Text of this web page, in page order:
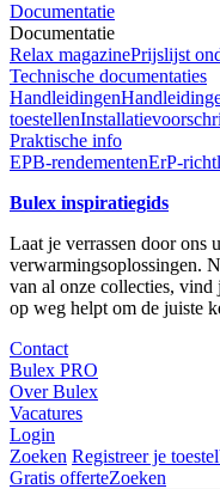
Documentatie
Documentatie
Relax magazinePrijslijst
Technische documentaties
Handleidingen
toestellen
Praktische info
EPB-rendementenErP-
Bulex inspiratiegids
Laat je verrassen door ons
verwarmingsoplossingen.
van al onze collecties,
op weg helpt om de juiste
Contact
Bulex PRO
Over Bulex
Vacatures
Login
Zoeken Registreer je toestel
Gratis offerteZoeken